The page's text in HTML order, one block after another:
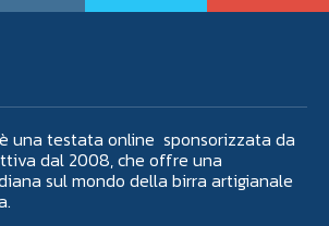
una testata online sponsorizzata da
dal 2008, che offre una
sul mondo della birra artigianale